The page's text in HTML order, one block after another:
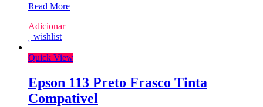
Epson
Preto
Tinteiro
Read More
Adicionar
wishlist
Quick View
Epson 113 Preto Frasco Tinta
Compativel